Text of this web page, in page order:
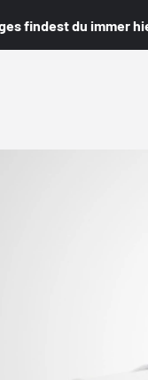
findest du immer